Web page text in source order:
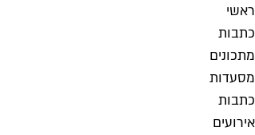
ראשי
כתבות
מתכונים
מסעדות
כתבות
אירועים